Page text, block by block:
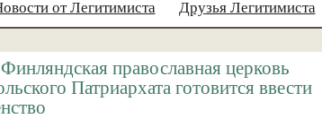
от Легитимиста Друзья Легитимиста
православная церковь
Патриархата готовится ввести